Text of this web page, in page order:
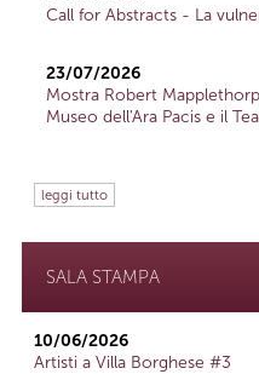
Call for Abstracts - La
23/07/2026
Mostra Robert
Museo dell'Ara Pacis e il
leggi tutto
SALA STAMPA
10/06/2026
Artisti a Villa Borghese #3